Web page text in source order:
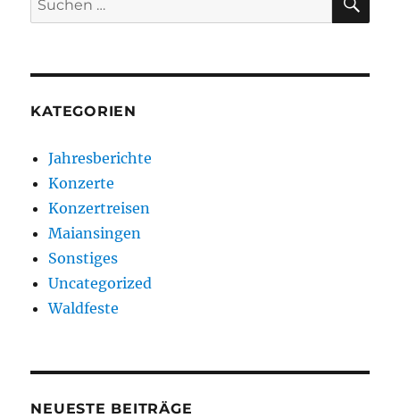
nach:
KATEGORIEN
Jahresberichte
Konzerte
Konzertreisen
Maiansingen
Sonstiges
Uncategorized
Waldfeste
NEUESTE BEITRÄGE